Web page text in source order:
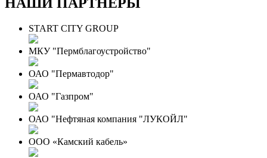
START CITY GROUP
МКУ "Пермблагоустройство"
ОАО "Пермавтодор"
ОАО "Газпром"
ОАО "Нефтяная компания "ЛУКОЙЛ"
ООО «Камский кабель»